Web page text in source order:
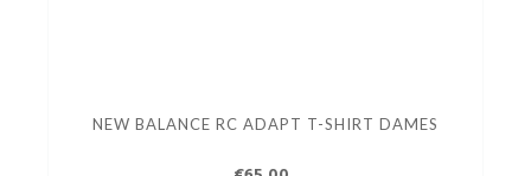
NEW BALANCE RC ADAPT T-SHIRT DAMES